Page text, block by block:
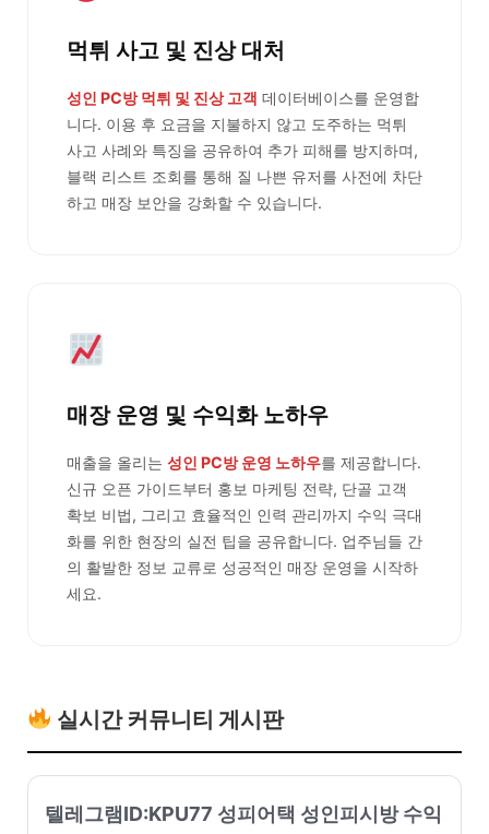
먹튀 사고 및 진상 대처
성인 PC방 먹튀 및 진상 고객 데이터베이스를 운영합
니다. 이용 후 요금을 지불하지 않고 도주하는 먹튀
사고 사례와 특징을 공유하여 추가 피해를 방지하며,
블랙 리스트 조회를 통해 질 나쁜 유저를 사전에 차단
하고 매장 보안을 강화할 수 있습니다.
매장 운영 및 수익화 노하우
매출을 올리는 성인 PC방 운영 노하우를 제공합니다.
신규 오픈 가이드부터 홍보 마케팅 전략, 단골 고객
확보 비법, 그리고 효율적인 인력 관리까지 수익 극대
화를 위한 현장의 실전 팁을 공유합니다. 업주님들 간
의 활발한 정보 교류로 성공적인 매장 운영을 시작하
세요.
실시간 커뮤니티 게시판
텔레그램ID:KPU77 성피어택 성인피시방 수익